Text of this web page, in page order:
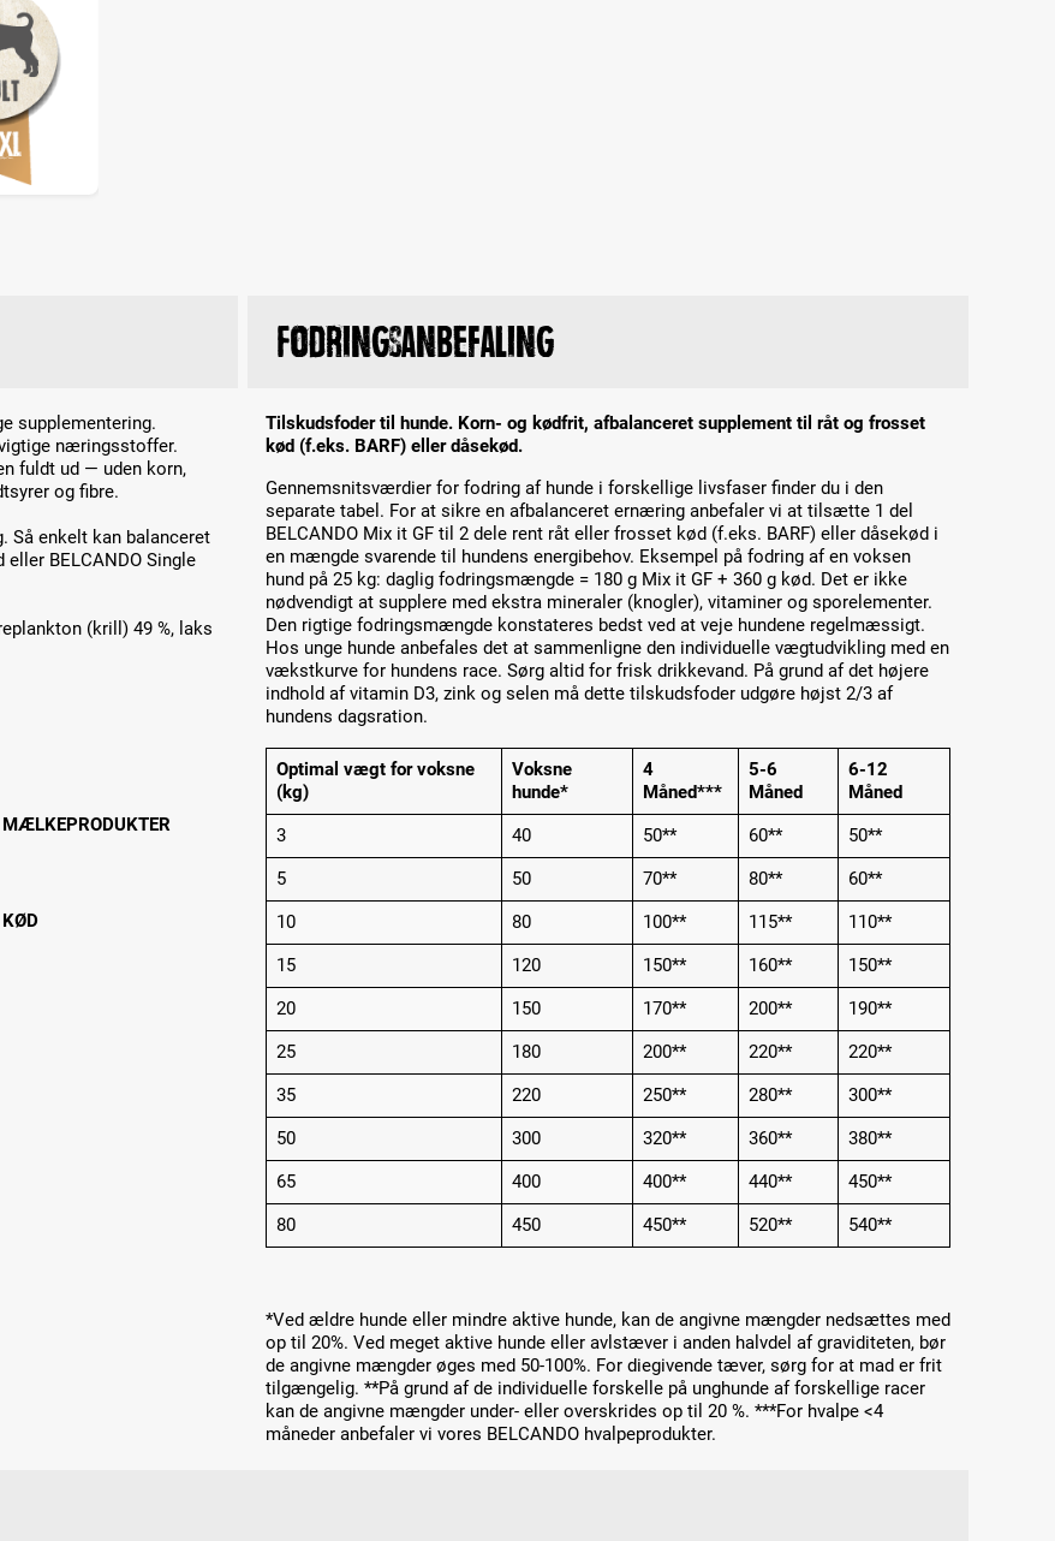
supplementering.
næringsstoffer.
fuldt ud — uden korn,
og fibre.
Så enkelt kan balanceret
BELCANDO Single
(krill) 49 %, laks
MÆLKEPRODUKTER
KØD
Fodringsanbefaling
Tilskudsfoder til hunde. Korn- og kødfrit, afbalanceret supplement til råt og frosset
kød (f.eks. BARF) eller dåsekød.
Gennemsnitsværdier for fodring af hunde i forskellige livsfaser finder du i den
separate tabel. For at sikre en afbalanceret ernæring anbefaler vi at tilsætte 1 del
BELCANDO Mix it GF til 2 dele rent råt eller frosset kød (f.eks. BARF) eller dåsekød i
en mængde svarende til hundens energibehov. Eksempel på fodring af en voksen
hund på 25 kg: daglig fodringsmængde = 180 g Mix it GF + 360 g kød. Det er ikke
nødvendigt at supplere med ekstra mineraler (knogler), vitaminer og sporelementer.
Den rigtige fodringsmængde konstateres bedst ved at veje hundene regelmæssigt.
Hos unge hunde anbefales det at sammenligne den individuelle vægtudvikling med en
vækstkurve for hundens race. Sørg altid for frisk drikkevand. På grund af det højere
indhold af vitamin D3, zink og selen må dette tilskudsfoder udgøre højst 2/3 af
hundens dagsration.
Optimal vægt for voksne
(kg)
Voksne
hunde*
4
Måned***
5-6
Måned
6-12
Måned
3
40 50** 60**
50**
5
50 70** 80**
60**
10
80 100** 115**
110**
15
120 150** 160**
150**
20
150 170** 200**
190**
25
180 200** 220**
220**
35
220 250** 280**
300**
50
300 320** 360**
380**
65
400 400** 440**
450**
80
450 450** 520** 540**
*Ved ældre hunde eller mindre aktive hunde, kan de angivne mængder nedsættes med
op til 20%. Ved meget aktive hunde eller avlstæver i anden halvdel af graviditeten, bør
de angivne mængder øges med 50-100%. For diegivende tæver, sørg for at mad er frit
tilgængelig. **På grund af de individuelle forskelle på unghunde af forskellige racer
kan de angivne mængder under- eller overskrides op til 20 %. ***For hvalpe <4
måneder anbefaler vi vores BELCANDO hvalpeprodukter.